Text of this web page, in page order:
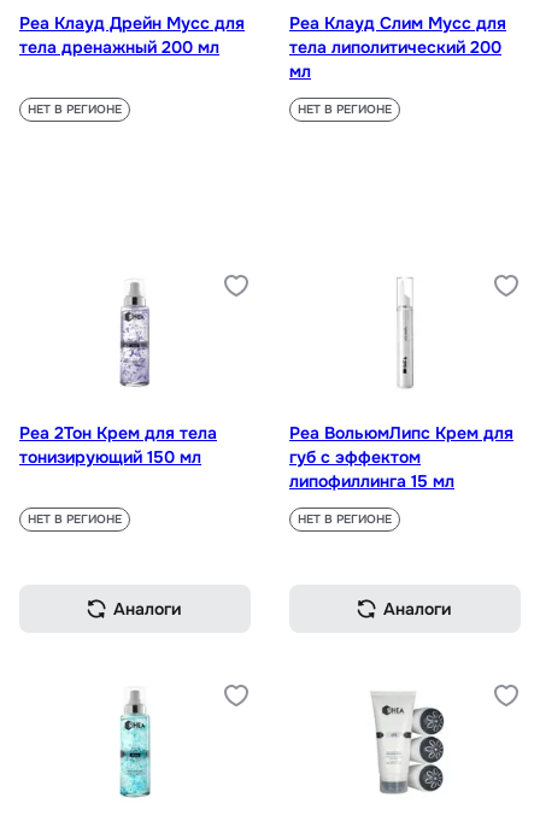
Реа Клауд Дрейн Мусс для
тела дренажный 200 мл
НЕТ В РЕГИОНЕ
Реа Клауд Слим Мусс для
тела липолитический 200
мл
НЕТ В РЕГИОНЕ
Реа 2Тон Крем для тела
тонизирующий 150 мл
НЕТ В РЕГИОНЕ
Аналоги
Реа ВольюмЛипс Крем для
губ с эффектом
липофиллинга 15 мл
НЕТ В РЕГИОНЕ
Аналоги